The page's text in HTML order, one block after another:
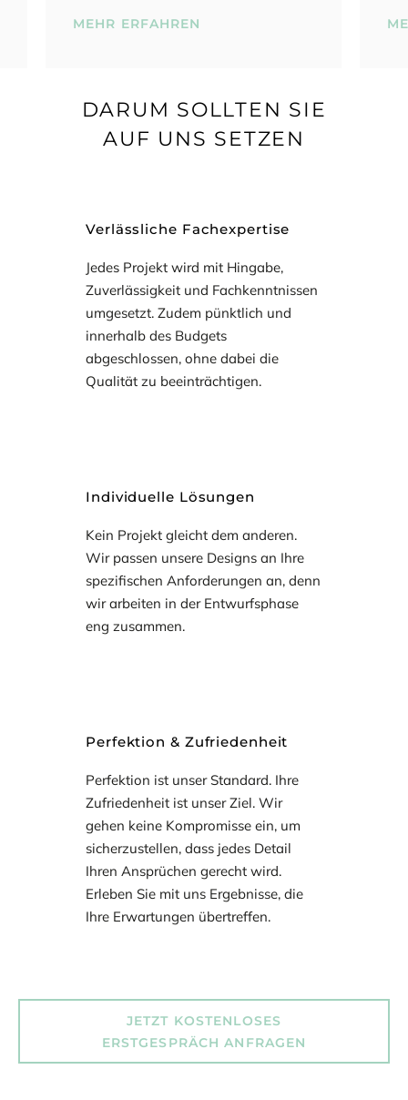
MEHR ERFAHREN
DARUM SOLLTEN SIE
AUF UNS SETZEN
Verlässliche Fachexpertise
Jedes Projekt wird mit Hingabe,
Zuverlässigkeit und Fachkenntnissen
umgesetzt. Zudem pünktlich und
innerhalb des Budgets
abgeschlossen, ohne dabei die
Qualität zu beeinträchtigen.
Individuelle Lösungen
Kein Projekt gleicht dem anderen.
Wir passen unsere Designs an Ihre
spezifischen Anforderungen an, denn
wir arbeiten in der Entwurfsphase
eng zusammen.
Perfektion & Zufriedenheit
Perfektion ist unser Standard. Ihre
Zufriedenheit ist unser Ziel. Wir
gehen keine Kompromisse ein, um
sicherzustellen, dass jedes Detail
Ihren Ansprüchen gerecht wird.
Erleben Sie mit uns Ergebnisse, die
Ihre Erwartungen übertreffen.
JETZT KOSTENLOSES
ERSTGESPRÄCH ANFRAGEN